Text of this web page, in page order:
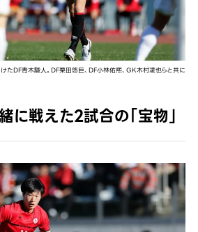
けたDF青木駿人。DF栗田悠巨、DF小林佑熙、GK木村凌也らと共に
に戦えた2試合の「宝物」